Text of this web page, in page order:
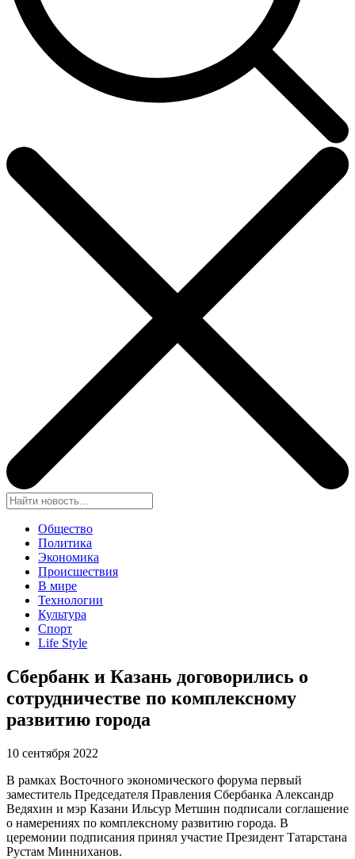
Общество
Политика
Экономика
Происшествия
В мире
Технологии
Культура
Спорт
Life Style
Сбербанк и Казань договорились о
сотрудничестве по комплексному
развитию города
10 сентября 2022
В рамках Восточного экономического форума первый
заместитель Председателя Правления Сбербанка Александр
Ведяхин и мэр Казани Ильсур Метшин подписали соглашение
о намерениях по комплексному развитию города. В
церемонии подписания принял участие Президент Татарстана
Рустам Минниханов.